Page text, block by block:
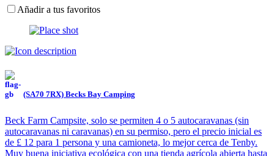
Añadir a tus favoritos
(SA70 7RX) Becks Bay Camping
Beck Farm Campsite, solo se permiten 4 o 5 autocaravanas (sin
autocaravanas ni caravanas) en su permiso, pero el precio inicial es
de £ 12 para 1 persona y una camioneta, lo mejor cerca de Tenby.
Muy buena iniciativa ecológica con una tienda agrícola abierta hasta